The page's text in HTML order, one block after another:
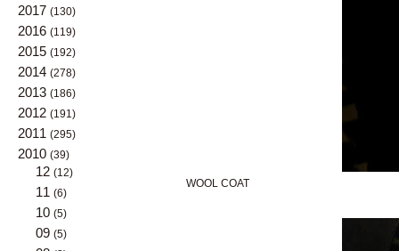
WOOL COAT
2017 (130)
2016 (119)
2015 (192)
2014 (278)
2013 (186)
2012 (191)
2011 (295)
2010 (39)
12 (12)
11 (6)
10 (5)
09 (5)